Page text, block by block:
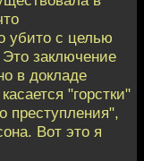
убито с целью
заключение
в докладе
"горстки"
преступления",
Вот это я